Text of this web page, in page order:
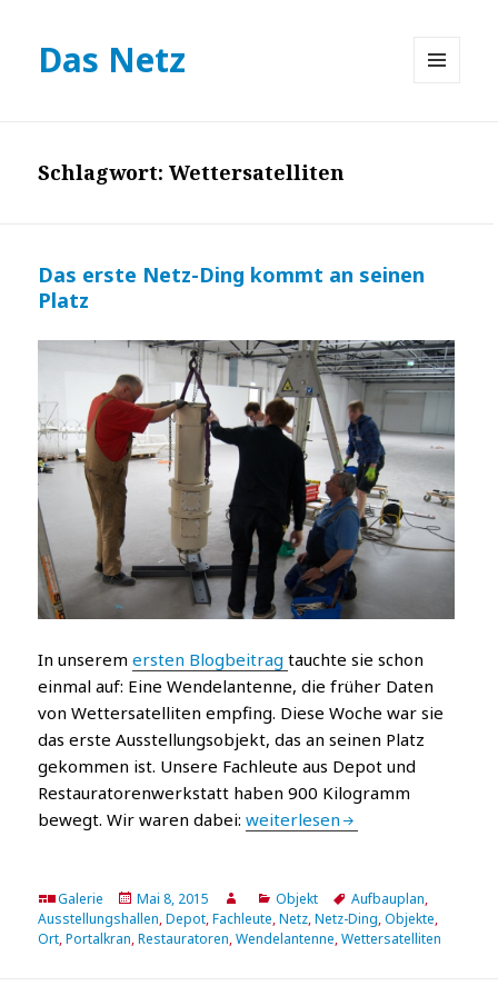
Das Netz
Schlagwort:Wettersatelliten
Das erste Netz-Ding kommt an seinen
Platz
In unseremersten Blogbeitragtauchte sie schon
einmal auf: Eine Wendelantenne, die früher Daten
von Wettersatelliten empfing. Diese Woche war sie
das erste Ausstellungsobjekt, das an seinen Platz
gekommen ist. Unsere Fachleute aus Depot und
Restauratorenwerkstatt haben 900 Kilogramm
bewegt. Wir waren dabei:Das erste Netz-Ding kommt an
weiterlesen
Format
Galerie
Veröffentlicht
am
Mai 8, 2015 AutorKatgeorien
Objekt Tags
Aufbauplan,
Ausstellungshallen,Depot,Fachleute,Netz,Netz-Ding,Objekte,
Ort,Portalkran,Restauratoren,Wendelantenne,Wettersatelliten